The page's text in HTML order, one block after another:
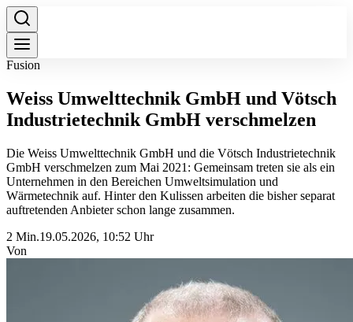
Fusion
Weiss Umwelttechnik GmbH und Vötsch
Industrietechnik GmbH verschmelzen
Die Weiss Umwelttechnik GmbH und die Vötsch Industrietechnik
GmbH verschmelzen zum Mai 2021: Gemeinsam treten sie als ein
Unternehmen in den Bereichen Umweltsimulation und
Wärmetechnik auf. Hinter den Kulissen arbeiten die bisher separat
auftretenden Anbieter schon lange zusammen.
2 Min.19.05.2026, 10:52 Uhr
Von